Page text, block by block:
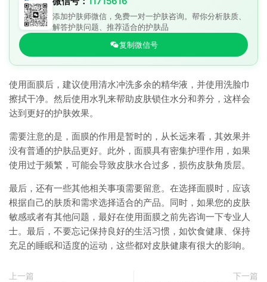
添加护肤师微信，免费一对一护肤咨询。帮你分析肤质、
解答护肤问题、推荐适合的护肤品
复制微信号
使用面膜后，建议使用清水冲洗多余的精华液，并使用洗脸巾
擦拭干净。然后使用水乳来帮助皮肤锁住水分和养分，这样会
达到更好的护肤效果。
需要注意的是，面膜的作用是暂时的，从长远来看，其效果并
没有普通的护肤品更好。此外，面膜具有密集护理作用，如果
使用过于频繁，可能会导致皮肤水合过多，损伤皮肤角质层。
最后，还有一些其他相关事项需要留意。在选择面膜时，应该
根据自己的肤质和需求选择适合的产品。同时，如果您的皮肤
敏感或者有其他问题，最好在使用面膜之前先咨询一下专业人
士。最后，不要忘记保持良好的生活习惯，如饮食健康、保持
充足的睡眠和适度的运动，这些都对皮肤健康有很大的影响。
上一篇
下一篇